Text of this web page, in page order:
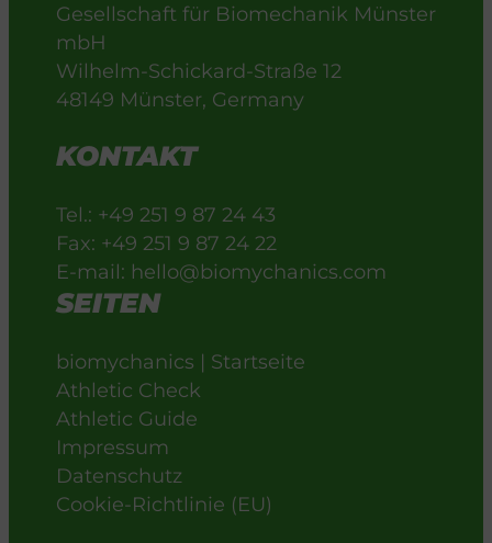
Gesellschaft für Biomechanik Münster
mbH
Wilhelm-Schickard-Straße 12
48149 Münster, Germany
KONTAKT
Tel.: +49 251 9 87 24 43
Fax: +49 251 9 87 24 22
E-mail: hello@biomychanics.com
SEITEN
biomychanics | Startseite
Athletic Check
Athletic Guide
Impressum
Datenschutz
Cookie-Richtlinie (EU)